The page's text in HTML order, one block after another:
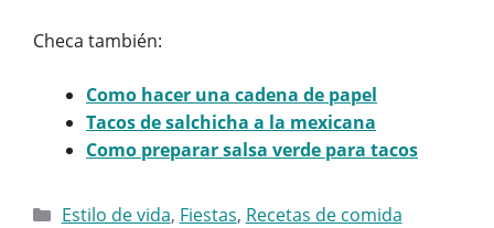
Checa también:
Como hacer una cadena de papel
Tacos de salchicha a la mexicana
Como preparar salsa verde para tacos
Categorías
Estilo de vida, Fiestas, Recetas de comida